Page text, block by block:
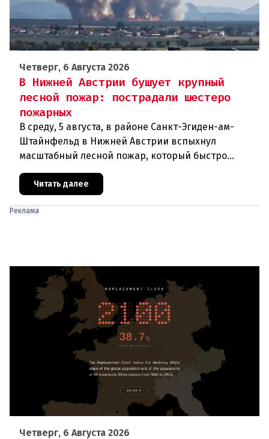
Четверг, 6 Августа 2026
В Нижней Австрии бушует крупный
лесной пожар: пострадали шестеро
пожарных
В среду, 5 августа, в районе Санкт-Эгиден-ам-
Штайнфельд в Нижней Австрии вспыхнул
масштабный лесной пожар, который быстро
В ходе тушения пострадали шесте
Читать далее
Реклама
Четверг, 6 Августа 2026